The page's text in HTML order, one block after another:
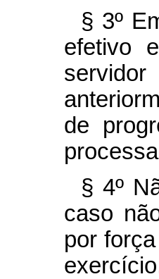
§ 3º
efetivo
de
§ 4º
caso
por